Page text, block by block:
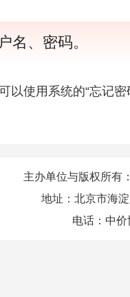
名、密码。
以使用系统的“忘记
主办单位与版权所
地址：北京市海
电话：中